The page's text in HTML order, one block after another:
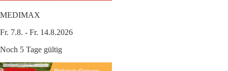
MEDIMAX
Fr. 7.8. - Fr. 14.8.2026
Noch 5 Tage gültig